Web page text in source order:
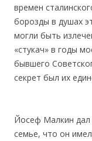
времен
борозды в душах
могли быть
«стукач» в годы
бывшего
секрет был их
Йосеф Малкин
семье, что он